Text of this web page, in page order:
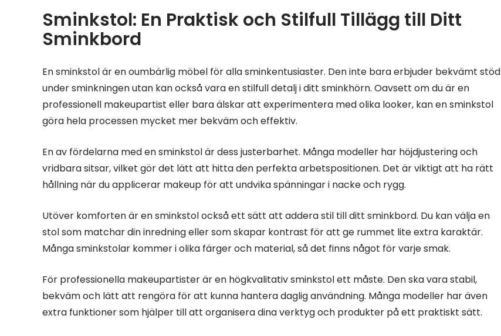
Sminkstol: En Praktisk och Stilfull Tillägg till Ditt
Sminkbord
En sminkstol är en oumbärlig möbel för alla sminkentusiaster. Den inte bara erbjuder bekvämt stöd
under sminkningen utan kan också vara en stilfull detalj i ditt sminkhörn. Oavsett om du är en
professionell makeupartist eller bara älskar att experimentera med olika looker, kan en sminkstol
göra hela processen mycket mer bekväm och effektiv.
En av fördelarna med en sminkstol är dess justerbarhet. Många modeller har höjdjustering och
vridbara sitsar, vilket gör det lätt att hitta den perfekta arbetspositionen. Det är viktigt att ha rätt
hållning när du applicerar makeup för att undvika spänningar i nacke och rygg.
Utöver komforten är en sminkstol också ett sätt att addera stil till ditt sminkbord. Du kan välja en
stol som matchar din inredning eller som skapar kontrast för att ge rummet lite extra karaktär.
Många sminkstolar kommer i olika färger och material, så det finns något för varje smak.
För professionella makeupartister är en högkvalitativ sminkstol ett måste. Den ska vara stabil,
bekväm och lätt att rengöra för att kunna hantera daglig användning. Många modeller har även
extra funktioner som hjälper till att organisera dina verktyg och produkter på ett praktiskt sätt.